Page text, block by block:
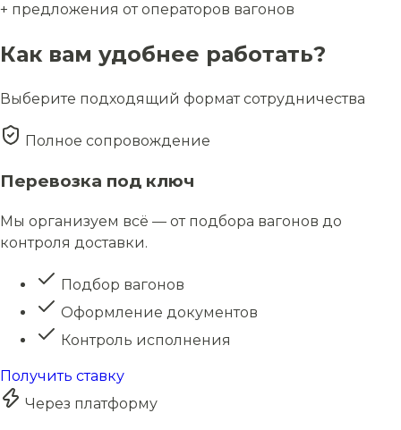
+ предложения от операторов вагонов
Как вам удобнее работать?
Выберите подходящий формат сотрудничества
Полное сопровождение
Перевозка под ключ
Мы организуем всё — от подбора вагонов до
контроля доставки.
Подбор вагонов
Оформление документов
Контроль исполнения
Получить ставку
Через платформу